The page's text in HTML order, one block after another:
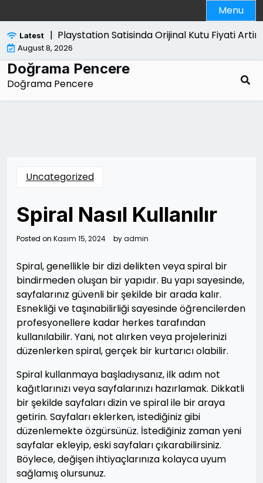
to
content
Menu
LatestPlaystation Satisinda Orijinal Kutu Fiyati Artirir
August 8, 2026
Doğrama Pencere
Doğrama Pencere
Uncategorized
Spiral Nasıl Kullanılır
Posted on Kasım 15, 2024 byadmin
Spiral, genellikle bir dizi delikten veya spiral bir
bindirmeden oluşan bir yapıdır. Bu yapı sayesinde,
sayfalarınız güvenli bir şekilde bir arada kalır.
Esnekliği ve taşınabilirliği sayesinde öğrencilerden
profesyonellere kadar herkes tarafından
kullanılabilir. Yani, not alırken veya projelerinizi
düzenlerken spiral, gerçek bir kurtarıcı olabilir.
Spiral kullanmaya başladıysanız, ilk adım not
kağıtlarınızı veya sayfalarınızı hazırlamak. Dikkatli
bir şekilde sayfaları dizin ve spiral ile bir araya
getirin. Sayfaları eklerken, istediğiniz gibi
düzenlemekte özgürsünüz. İstediğiniz zaman yeni
sayfalar ekleyip, eski sayfaları çıkarabilirsiniz.
Böylece, değişen ihtiyaçlarınıza kolayca uyum
sağlamış olursunuz.